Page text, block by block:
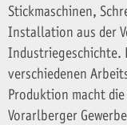
Stickmaschinen,
Installation aus der
Industriegeschichte.
verschiedenen
Produktion macht
Vorarlberger